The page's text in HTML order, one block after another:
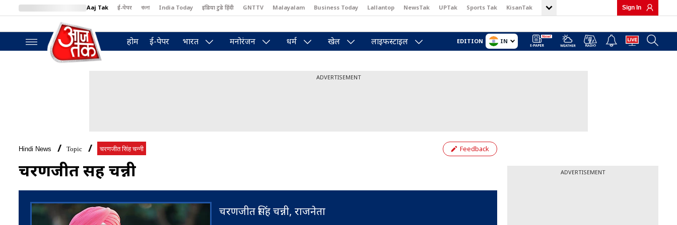
Aaj Tak ई-पेपर বাংলা India Today इंडिया टुडे हिंदी GNTTV Malayalam Business Today Lallantop NewsTak UPTak Sports Tak KisanTak
BT Bazaar
Sign In
होम ई-पेपर भारत मनोरंजन धर्म खेल लाइफस्टाइल EDITION IN
ADVERTISEMENT
Hindi News Topic चरणजीत सिंह चन्नी Feedback
चरणजीत सिंह चन्नी
चरणजीत सिंह चन्नी, राजनेता
ADVERTISEMENT